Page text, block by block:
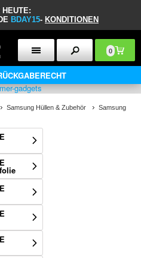
HEUTE:
BDAY15- KONDITIONEN
0
Samsung Hüllen & Zubehör
Samsung